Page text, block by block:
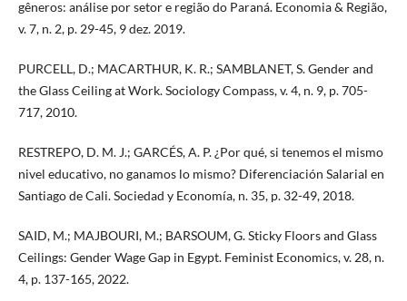
gêneros: análise por setor e região do Paraná. Economia & Região,
v. 7, n. 2, p. 29-45, 9 dez. 2019.
PURCELL, D.; MACARTHUR, K. R.; SAMBLANET, S. Gender and
the Glass Ceiling at Work. Sociology Compass, v. 4, n. 9, p. 705-
717, 2010.
RESTREPO, D. M. J.; GARCÉS, A. P. ¿Por qué, si tenemos el mismo
nivel educativo, no ganamos lo mismo? Diferenciación Salarial en
Santiago de Cali. Sociedad y Economía, n. 35, p. 32-49, 2018.
SAID, M.; MAJBOURI, M.; BARSOUM, G. Sticky Floors and Glass
Ceilings: Gender Wage Gap in Egypt. Feminist Economics, v. 28, n.
4, p. 137-165, 2022.